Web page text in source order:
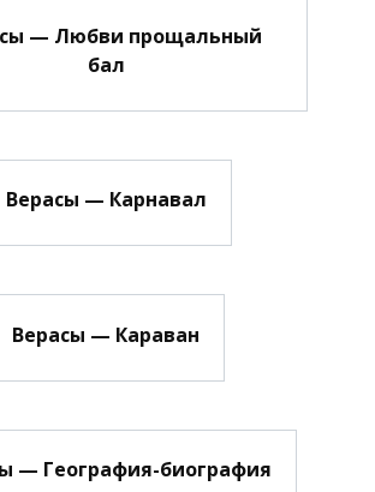
— Любви прощальный
бал
Верасы — Карнавал
Верасы — Караван
— География-биография